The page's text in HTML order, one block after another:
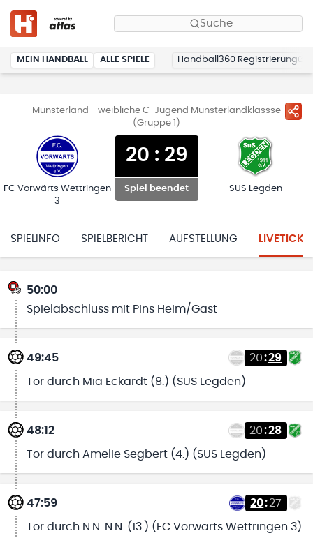
Suche
MEIN HANDBALL ALLE SPIELE Handball360 Registrierung
Münsterland - weibliche C-Jugend Münsterlandklassse
(Gruppe 1)
FC Vorwärts Wettringen
3
20 : 29
Spiel beendet SUS Legden
SPIELINFO SPIELBERICHT AUFSTELLUNG
50:00
Spielabschluss mit Pins Heim/Gast
49:45 20:29
Tor durch Mia Eckardt (8.) (SUS Legden)
48:12 20:28
Tor durch Amelie Segbert (4.) (SUS Legden)
47:59 20:27
Tor durch N.N. N.N. (13.) (FC Vorwärts Wettringen 3)